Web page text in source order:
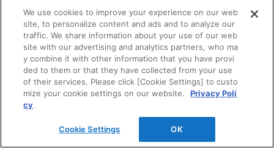
リフォーム提案
を見る
リフォーム提案
を見る
「食を楽しむ」
We use cookies to improve your experience on our web
site, to personalize content and ads and to analyze our
traffic. We share information about your use of our web
site with our advertising and analytics partners, who ma
y combine it with other information that you have provi
ded to them or that they have collected from your use
of their services. Please click [Cookie Settings] to custo
mize your cookie settings on our website.
Privacy Poli
cy
Cookie Settings OK